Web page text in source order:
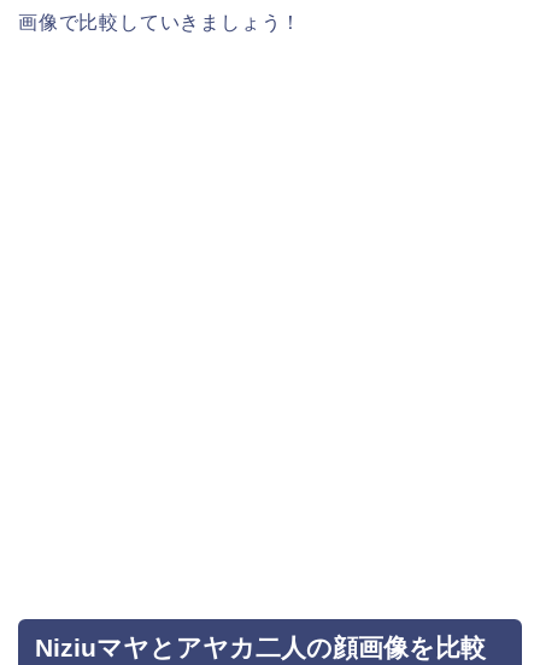
画像で比較していきましょう！
Niziuマヤとアヤカ二人の顔画像を比較